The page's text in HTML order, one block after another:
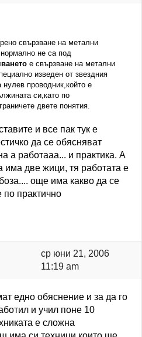
свързване на метални
не са под
е свързване на метални
изведен от звездния
проводник,който е
си,като по
двете понятия.
и все пак тук е
да се обясняват
а работааа... и практика. А
има две жици, тя работата е
още има какво да се
по практично
ср юни 21, 2006
11:19 am
едно обяснение и за да го
и учил поне 10
е сложна